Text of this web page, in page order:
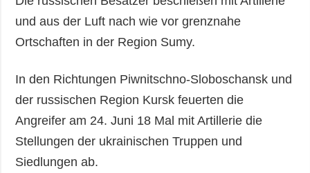
und aus der Luft nach wie vor grenznahe
Ortschaften in der Region Sumy.
In den Richtungen Piwnitschno-Sloboschansk und
der russischen Region Kursk feuerten die
Angreifer am 24. Juni 18 Mal mit Artillerie die
Stellungen der ukrainischen Truppen und
Siedlungen ab.